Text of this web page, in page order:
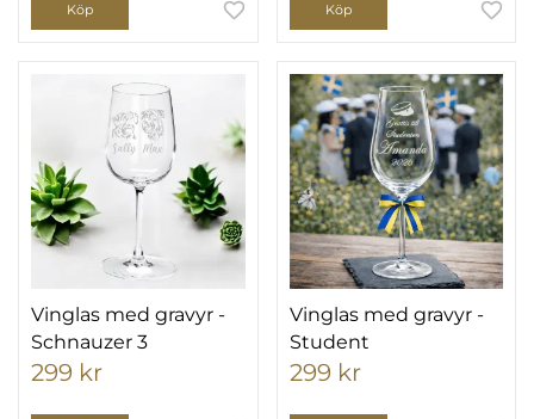
Köp Köp
Vinglas med gravyr -
Schnauzer 3
299 kr
Vinglas med gravyr -
Student
299 kr